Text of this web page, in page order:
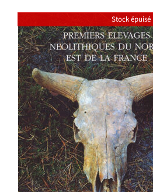
Stock épuisé